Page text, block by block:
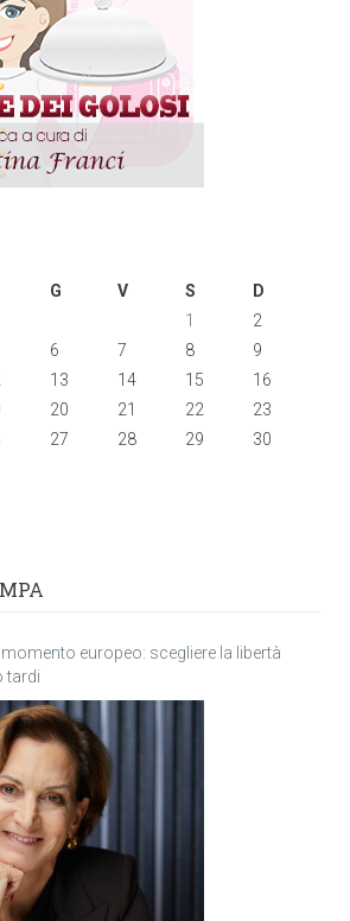
G V S
D
1
2
6 7 8
9
13 14 15
16
20 21 22
23
27 28 29
30
europeo: scegliere la libertà
tardi